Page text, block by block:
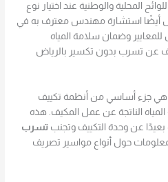
المحلية والوطنية عند اختيار نوع
أيضًا استشارة مهندس معترف به في
للمعايير وضمان سلامة المياه
عن تسرب بدون تكسير بالرياض
هي جزء أساسي من أنظمة تكييف
المياه الناتجة عن عمل المكيف. هذه
عن وحدة التكييف وتجنبتسرب
حول أنواع مواسير تصريف